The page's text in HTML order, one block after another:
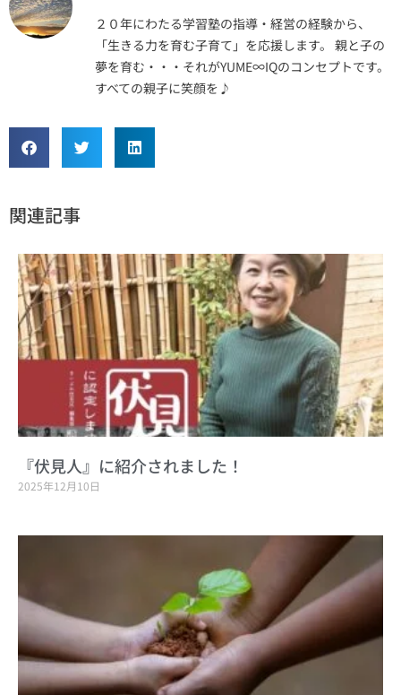
２０年にわたる学習塾の指導・経営の経験から、
「生きる力を育む子育て」を応援します。 親と子の
夢を育む・・・それがYUME∞IQのコンセプトです。
すべての親子に笑顔を♪
関連記事
『伏見人』に紹介されました！
2025年12月10日